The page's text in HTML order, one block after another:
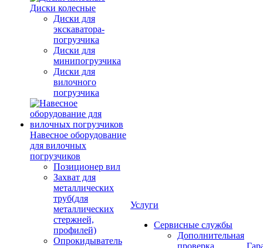
Диски колесные
Диски для
экскаватора-
погрузчика
Диски для
минипогрузчика
Диски для
вилочного
погрузчика
Навесное оборудование
для вилочных
погрузчиков
Позиционер вил
Захват для
металлических
труб(для
металлических
стержней,
профилей)
Опрокидыватель
Услуги
Сервисные службы
Дополнительная
проверка